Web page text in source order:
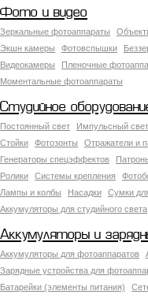
Фото и видео
Зеркальные фотоаппараты
Экшн камеры
Фотовспышки
Видеокамеры
Пленочные
Моментальные фотоаппараты
Студийное
Постоянный свет Импульсный свет
Стойки
Фотозонты Отражатели и
Генераторы спецэффектов
Ролики
Системы крепления
Лампы и колбы
Насадки
Сумки
Аккумуляторы для студийного света
Аккумуляторы и
Аккумуляторы для фотоаппаратов
Зарядные устройства для
Батарейки (элементы питания)